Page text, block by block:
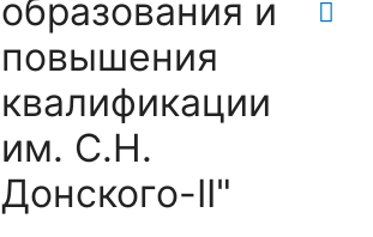
образования и
повышения
квалификации
им. С.Н.
Донского-II"